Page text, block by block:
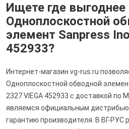
Ищете где выгоднее
Одноплоскостной
элемент Sanpress
452933?
Интернет-магазин vg-rus.ru
Одноплоскостной обводной
2327 VIEGA 452933 с доставкой по
являемся официальным
гарантию производителя. В ВГ-РУС